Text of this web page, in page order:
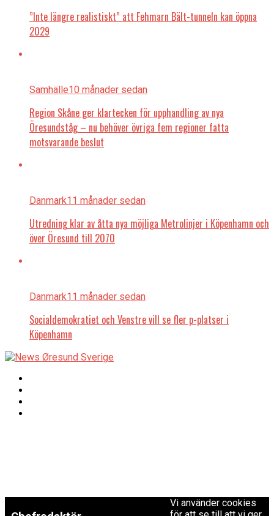
”Inte längre realistiskt” att Fehmarn Bält-tunneln kan öppna
2029
Samhälle10 månader sedan
Region Skåne ger klartecken för upphandling av nya
Öresundståg – nu behöver övriga fem regioner fatta
motsvarande beslut
Danmark11 månader sedan
Utredning klar av åtta nya möjliga Metrolinjer i Köpenhamn och
över Öresund till 2070
Danmark11 månader sedan
Socialdemokratiet och Venstre vill se fler p-platser i
Köpenhamn
Vi använder cookies